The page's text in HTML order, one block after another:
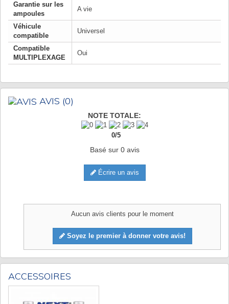
Garantie sur les
ampoules
A vie
Véhicule
compatible
Universel
Compatible
MULTIPLEXAGE
Oui
AVIS (0)
NOTE TOTALE:
0/5
Basé sur 0avis
Écrire un avis
Aucun avis clients pour le moment
Soyez le premier à donner votre avis!
ACCESSOIRES